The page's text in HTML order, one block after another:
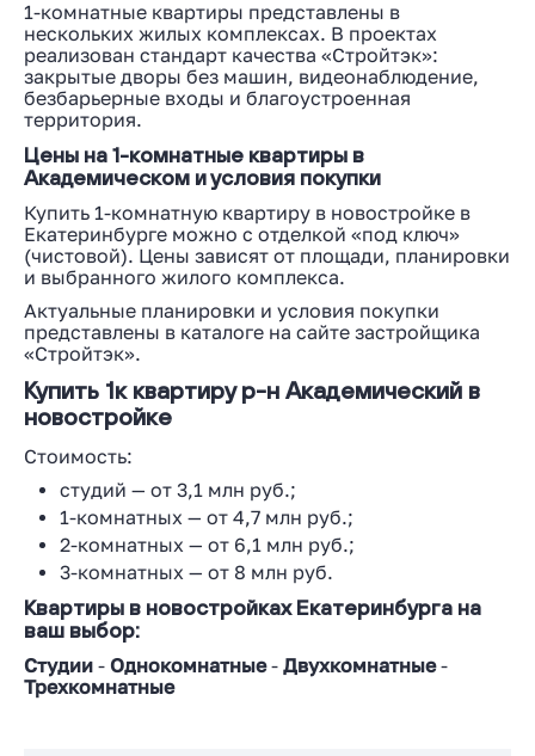
1-комнатные квартиры представлены в
нескольких жилых комплексах. В проектах
реализован стандарт качества «Стройтэк»:
закрытые дворы без машин, видеонаблюдение,
безбарьерные входы и благоустроенная
территория.
Цены на 1-комнатные квартиры в
Академическом и условия покупки
Купить 1-комнатную квартиру в новостройке в
Екатеринбурге можно с отделкой «под ключ»
(чистовой). Цены зависят от площади, планировки
и выбранного жилого комплекса.
Актуальные планировки и условия покупки
представлены в каталоге на сайте застройщика
«Стройтэк».
Купить 1к квартиру р-н Академический в
новостройке
Стоимость:
студий — от 3,1 млн руб.;
1-комнатных — от 4,7 млн руб.;
2-комнатных — от 6,1 млн руб.;
3-комнатных — от 8 млн руб.
Квартиры в новостройках Екатеринбурга на
ваш выбор:
Студии - Однокомнатные- Двухкомнатные-
Трехкомнатные